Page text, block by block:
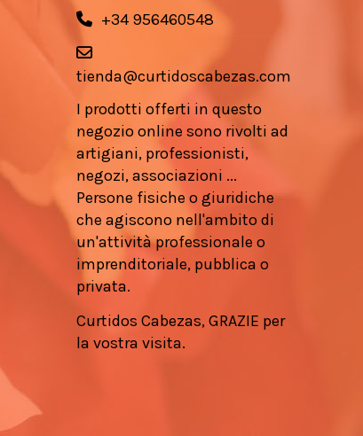
+34 956460548
tienda@curtidoscabezas.com
I prodotti offerti in questo
negozio online sono rivolti ad
artigiani, professionisti,
negozi, associazioni ...
Persone fisiche o giuridiche
che agiscono nell'ambito di
un'attività professionale o
imprenditoriale, pubblica o
privata.
Curtidos Cabezas, GRAZIE per
la vostra visita.